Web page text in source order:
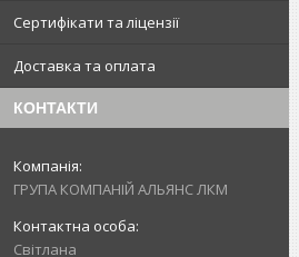
Сертифікати та ліцензії
Доставка та оплата
КОНТАКТИ
ГРУПА КОМПАНІЙ АЛЬЯНС ЛКМ
Світлана